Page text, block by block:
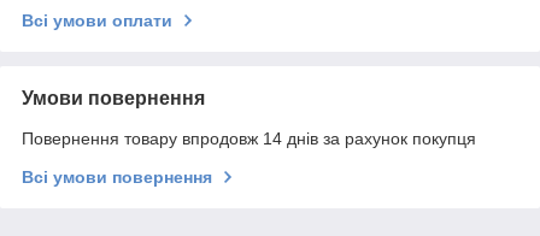
Всі умови оплати
Умови повернення
Повернення товару впродовж 14 днів за рахунок покупця
Всі умови повернення